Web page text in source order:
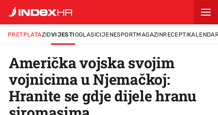
PRETPLATAZIDVIJESTIOGLASICIJENESPORTMAGAZINRECEPTI
Američka vojska svojim
vojnicima u Njemačkoj:
Hranite se gdje dijele hranu